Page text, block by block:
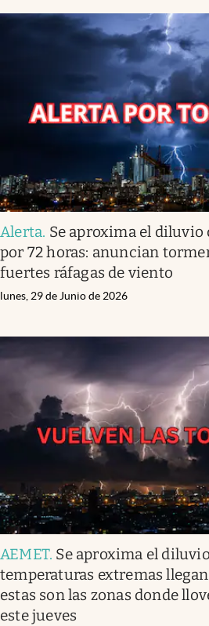
Alerta. Se aproxima el diluvio
por 72 horas: anuncian
fuertes ráfagas de viento
lunes, 29 de Junio de 2026
AEMET. Se aproxima el
temperaturas extremas
estas son las zonas donde
este jueves